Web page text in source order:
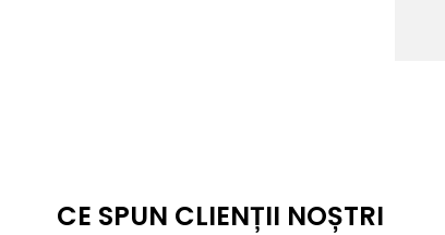
CE SPUN CLIENȚII NOȘTRI